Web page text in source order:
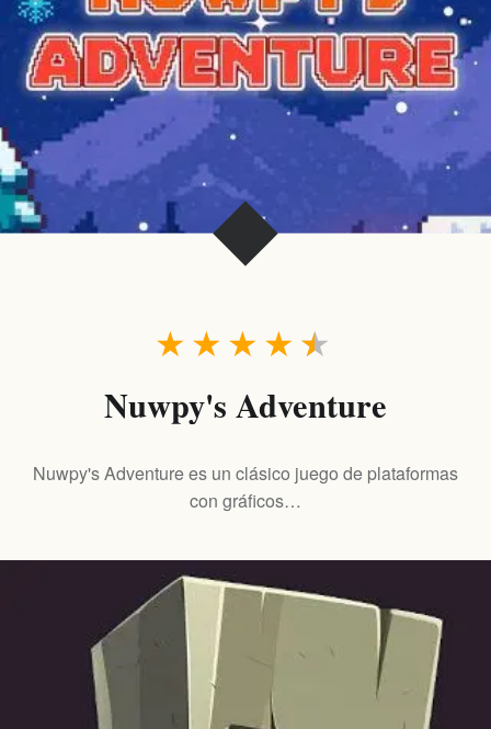
★
★
★
★
★
Nuwpy's Adventure
Nuwpy's Adventure es un clásico juego de plataformas
con gráficos…